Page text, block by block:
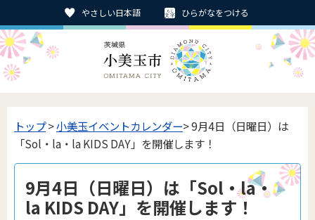
やさしい日本語 ひらがなをつける
トップ>小美玉イベントカレンダー> 9月4日（日曜日）は
「Sol・la・la KIDS DAY」を開催します！
9月4日（日曜日）は「Sol・la・
la KIDS DAY」を開催します！